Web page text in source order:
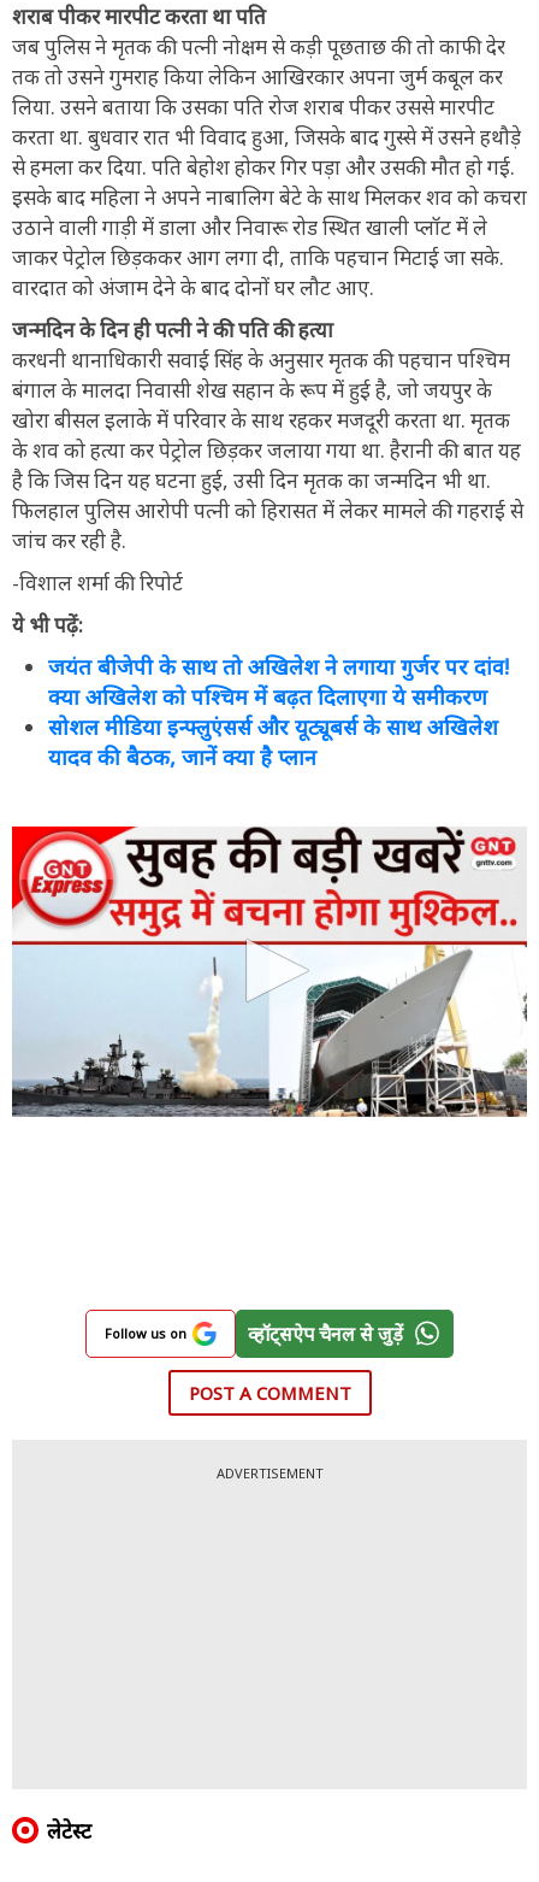
शराब पीकर मारपीट करता था पति
जब पुलिस ने मृतक की पत्नी नोक्षम से कड़ी पूछताछ की तो काफी देर
तक तो उसने गुमराह किया लेकिन आखिरकार अपना जुर्म कबूल कर
लिया. उसने बताया कि उसका पति रोज शराब पीकर उससे मारपीट
करता था. बुधवार रात भी विवाद हुआ, जिसके बाद गुस्से में उसने हथौड़े
से हमला कर दिया. पति बेहोश होकर गिर पड़ा और उसकी मौत हो गई.
इसके बाद महिला ने अपने नाबालिग बेटे के साथ मिलकर शव को कचरा
उठाने वाली गाड़ी में डाला और निवारू रोड स्थित खाली प्लॉट में ले
जाकर पेट्रोल छिड़ककर आग लगा दी, ताकि पहचान मिटाई जा सके.
वारदात को अंजाम देने के बाद दोनों घर लौट आए.
जन्मदिन के दिन ही पत्नी ने की पति की हत्या
करधनी थानाधिकारी सवाई सिंह के अनुसार मृतक की पहचान पश्चिम
बंगाल के मालदा निवासी शेख सहान के रूप में हुई है, जो जयपुर के
खोरा बीसल इलाके में परिवार के साथ रहकर मजदूरी करता था. मृतक
के शव को हत्या कर पेट्रोल छिड़कर जलाया गया था. हैरानी की बात यह
है कि जिस दिन यह घटना हुई, उसी दिन मृतक का जन्मदिन भी था.
फिलहाल पुलिस आरोपी पत्नी को हिरासत में लेकर मामले की गहराई से
जांच कर रही है.
-विशाल शर्मा की रिपोर्ट
ये भी पढ़ें:
जयंत बीजेपी के साथ तो अखिलेश ने लगाया गुर्जर पर दांव!
क्या अखिलेश को पश्चिम में बढ़त दिलाएगा ये समीकरण
सोशल मीडिया इन्फ्लुएंसर्स और यूट्यूबर्स के साथ अखिलेश
यादव की बैठक, जानें क्या है प्लान
Follow us on व्हॉट्सऐप चैनल से जुड़ें
POST A COMMENT
ADVERTISEMENT
लेटेस्ट